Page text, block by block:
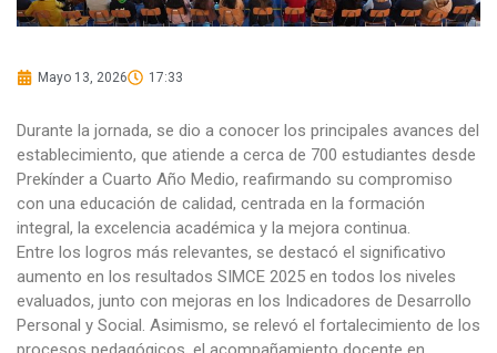
Mayo 13, 2026 17:33
Durante la jornada, se dio a conocer los principales avances del
establecimiento, que atiende a cerca de 700 estudiantes desde
Prekínder a Cuarto Año Medio, reafirmando su compromiso
con una educación de calidad, centrada en la formación
integral, la excelencia académica y la mejora continua.
Entre los logros más relevantes, se destacó el significativo
aumento en los resultados SIMCE 2025 en todos los niveles
evaluados, junto con mejoras en los Indicadores de Desarrollo
Personal y Social. Asimismo, se relevó el fortalecimiento de los